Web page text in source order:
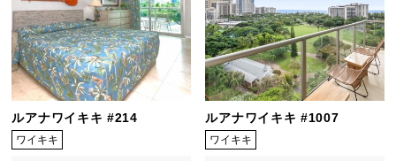
ルアナワイキキ #214
ワイキキ
ルアナワイキキ #1007
ワイキキ